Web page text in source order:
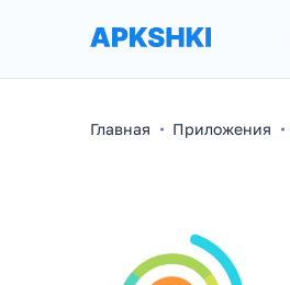
Главная Приложения